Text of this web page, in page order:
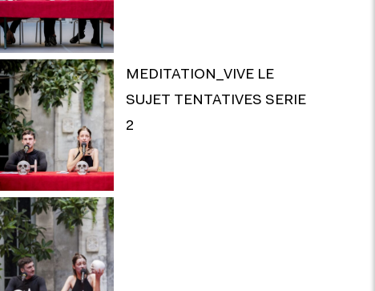
MEDITATION_VIVE LE
SUJET TENTATIVES SERIE
2